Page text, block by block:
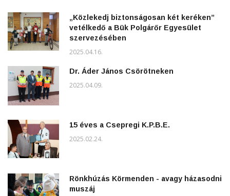
„Közlekedj biztonságosan két keréken”
vetélkedő a Bük Polgárőr Egyesület
szervezésében
2025.04.16.
Dr. Áder János Csörötneken
2025.04.09.
15 éves a Csepregi K.P.B.E.
2025.02.24.
Rönkhúzás Körmenden - avagy házasodni
muszáj